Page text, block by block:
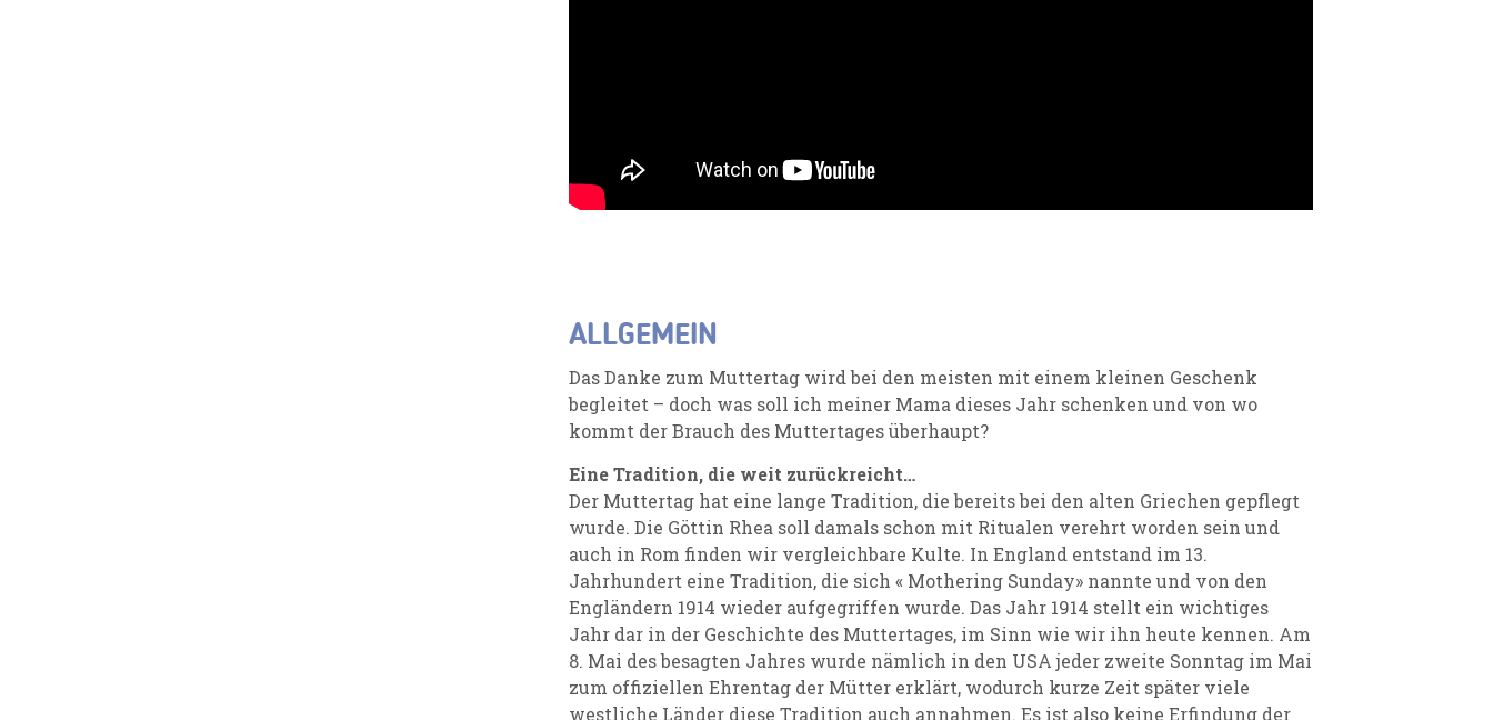
ALLGEMEIN
Das Danke zum Muttertag wird bei den meisten mit einem kleinen Geschenk
begleitet – doch was soll ich meiner Mama dieses Jahr schenken und von wo
kommt der Brauch des Muttertages überhaupt?
Eine Tradition, die weit zurückreicht…
Der Muttertag hat eine lange Tradition, die bereits bei den alten Griechen gepflegt
wurde. Die Göttin Rhea soll damals schon mit Ritualen verehrt worden sein und
auch in Rom finden wir vergleichbare Kulte. In England entstand im 13.
Jahrhundert eine Tradition, die sich « Mothering Sunday» nannte und von den
Engländern 1914 wieder aufgegriffen wurde. Das Jahr 1914 stellt ein wichtiges
Jahr dar in der Geschichte des Muttertages, im Sinn wie wir ihn heute kennen. Am
8. Mai des besagten Jahres wurde nämlich in den USA jeder zweite Sonntag im Mai
zum offiziellen Ehrentag der Mütter erklärt, wodurch kurze Zeit später viele
westliche Länder diese Tradition auch annahmen. Es ist also keine Erfindung der